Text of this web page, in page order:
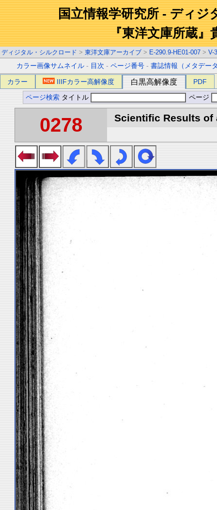
国立情報学研究所 - ディジ
『東洋文庫所蔵』
ディジタル・シルクロード > 東洋文庫アーカイブ > E-290.9-HE01-007 > V-3
カラー画像サムネイル - 目次 -ページ番号 -書誌情報（メタデー
カラー IIIFカラー高解像度 白黒高解像度 PDF
ページ検索 タイトル ページ
0278 Scientific Results of